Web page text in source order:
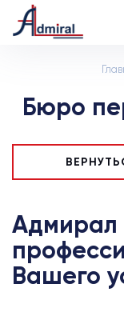
Бюро
Адмирал
Вашего